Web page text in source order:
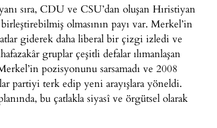
sıra, CDU ve CSU’dan oluşan Hıristiyan
olmasının payı var. Merkel’in
giderek daha liberal bir çizgi izledi ve
gruplar çeşitli defalar ılımanlaşan
pozisyonunu sarsamadı ve 2008
partiyi terk edip yeni arayışlara yöneldi.
bu çatlakla siyasî ve örgütsel olarak